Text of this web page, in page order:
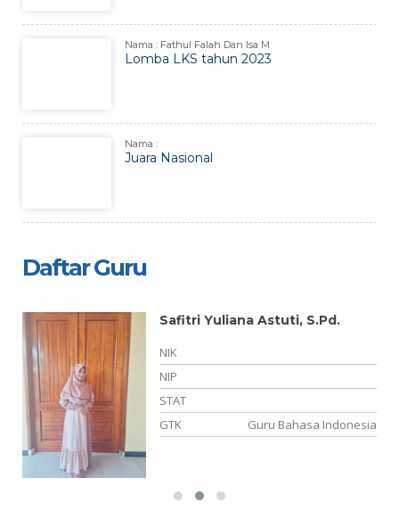
Nama : Fathul Falah Dan Isa M
Lomba LKS tahun 2023
Nama :
Juara Nasional
Daftar Guru
Safitri Yuliana Astuti, S.Pd.
NIK
NIP
STAT
GTK
Guru Bahasa Indonesia